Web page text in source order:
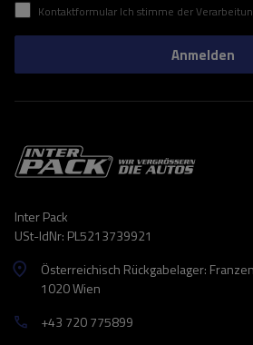
Kontaktformular Ich stimme der Verarbeitung meiner im Kontaktformular enthaltenen personenbezogenen Daten
Anmelden
Inter Pack
USt-IdNr: PL5213739921
Österreichisch Rückgabelager:
1020 Wien
+43 720 775899